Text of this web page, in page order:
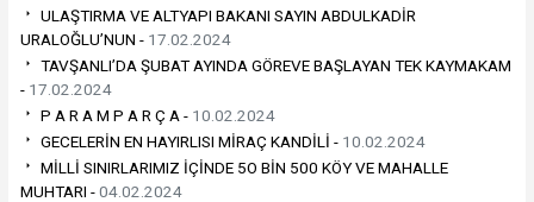
ULAŞTIRMA VE ALTYAPI BAKANI SAYIN ABDULKADİR
URALOĞLU’NUN - 17.02.2024
TAVŞANLI’DA ŞUBAT AYINDA GÖREVE BAŞLAYAN TEK KAYMAKAM
- 17.02.2024
P A R A M P A R Ç A - 10.02.2024
GECELERİN EN HAYIRLISI MİRAÇ KANDİLİ - 10.02.2024
MİLLİ SINIRLARIMIZ İÇİNDE 5O BİN 500 KÖY VE MAHALLE
MUHTARI -04.02.2024